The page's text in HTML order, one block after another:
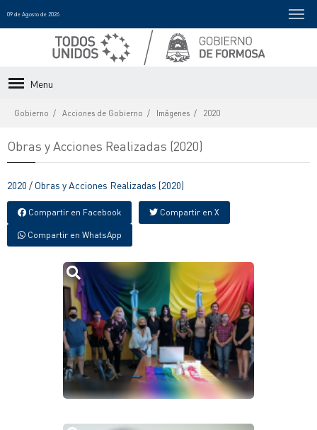
09 de Agosto de 2026
Menu
Gobierno Acciones de Gobierno Imágenes 2020
Obras y Acciones Realizadas (2020)
2020 / Obras y Acciones Realizadas (2020)
Compartir en Facebook Compartir en X
Compartir en WhatsApp